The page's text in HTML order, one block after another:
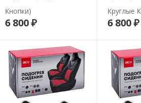
Кнопки)
6 800 ₽В корзину
Круглые
6 800 ₽
В